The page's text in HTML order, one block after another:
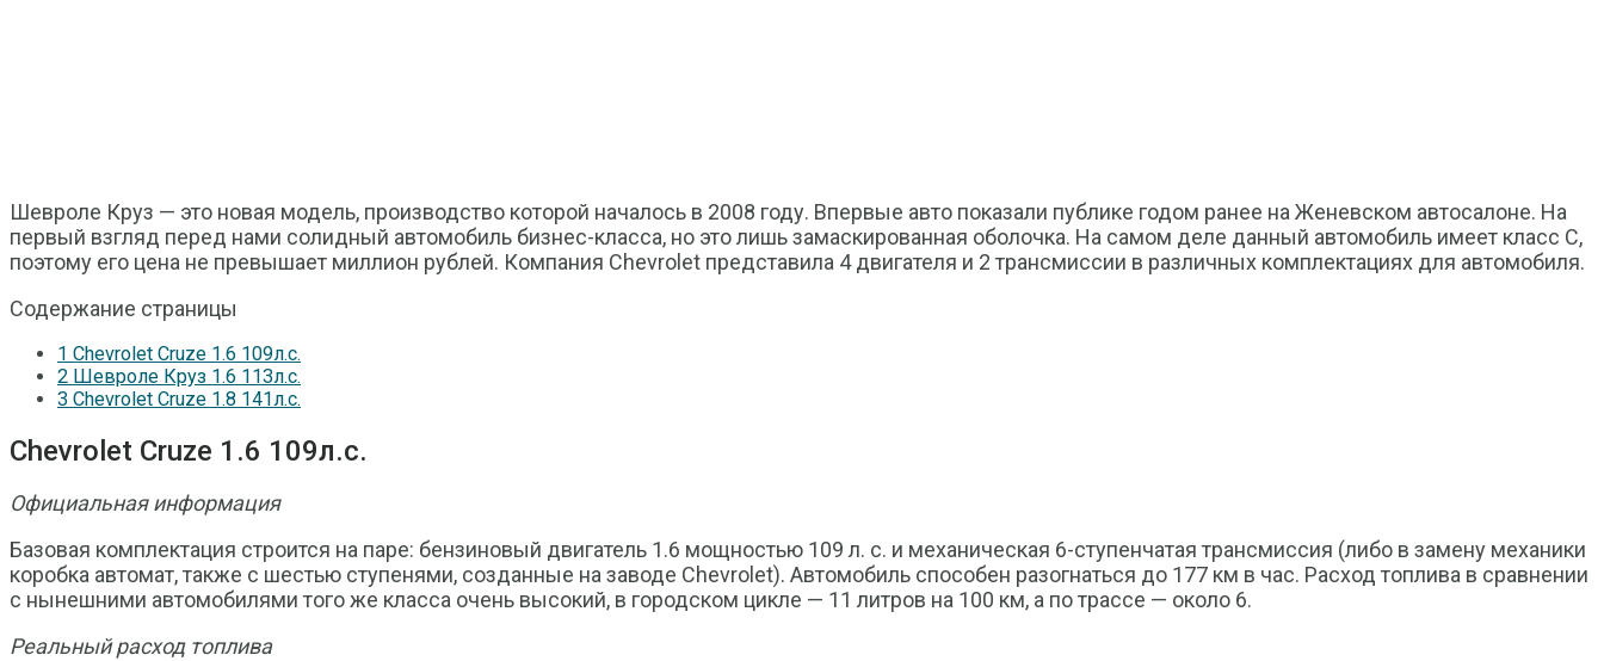
Шевроле Круз — это новая модель, производство которой началось в 2008 году. Впервые авто показали публике годом ранее на Женевском автосалоне. На
первый взгляд перед нами солидный автомобиль бизнес-класса, но это лишь замаскированная оболочка. На самом деле данный автомобиль имеет класс С,
поэтому его цена не превышает миллион рублей. Компания Chevrolet представила 4 двигателя и 2 трансмиссии в различных комплектациях для автомобиля.
Содержание страницы
1 Chevrolet Cruze 1.6 109л.с.
2 Шевроле Круз 1.6 113л.с.
3 Chevrolet Cruze 1.8 141л.с.
Chevrolet Cruze 1.6 109л.с.
Официальная информация
Базовая комплектация строится на паре: бензиновый двигатель 1.6 мощностью 109 л. с. и механическая 6-ступенчатая трансмиссия (либо в замену механики
коробка автомат, также с шестью ступенями, созданные на заводе Chevrolet). Автомобиль способен разогнаться до 177 км в час. Расход топлива в сравнении
с нынешними автомобилями того же класса очень высокий, в городском цикле — 11 литров на 100 км, а по трассе — около 6.
Реальный расход топлива